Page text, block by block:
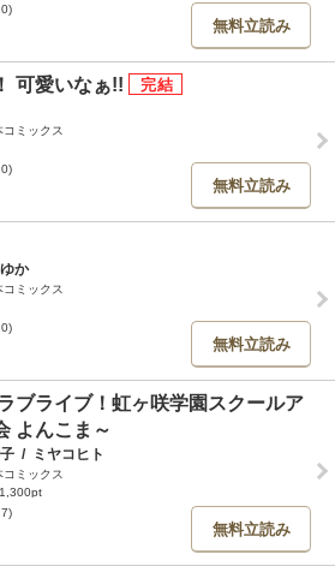
無料立読み
可愛いなぁ!!
ミックス
無料立読み
か
ミックス
無料立読み
ブライブ！虹ヶ咲学園スクールア
よんこま～
/ ミヤコヒト
ミックス
無料立読み